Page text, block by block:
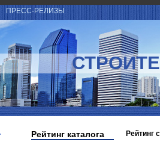
ПРЕСС-РЕЛИЗЫ
Рейтинг каталога
Рейтинг